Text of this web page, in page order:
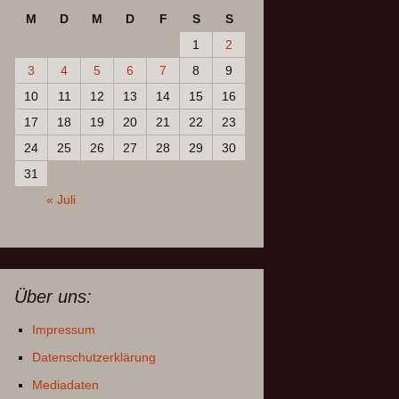
M D M D F S
S
1
2
3
4 5 6 7 8
9
10
11 12 13 14 15
16
17
18 19 20 21 22
23
24
25 26 27 28 29
30
31
« Juli
Über uns:
Impressum
Datenschutzerklärung
Mediadaten